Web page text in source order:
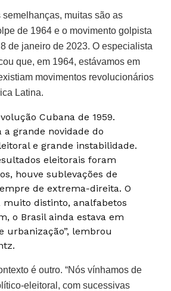
muitas são as
de 1964 e o movimento golpista
de janeiro de 2023. O especialista
que, em 1964, estávamos em
movimentos revolucionários
Latina.
Cubana de 1959.
a grande novidade do
e grande instabilidade.
eleitorais foram
houve sublevações de
de extrema-direita. O
muito distinto, analfabetos
o Brasil ainda estava em
urbanização”, lembrou
é outro. “Nós vínhamos de
eleitoral, com sucessivas